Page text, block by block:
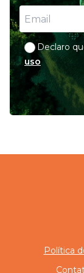
Declaro
uso
Política